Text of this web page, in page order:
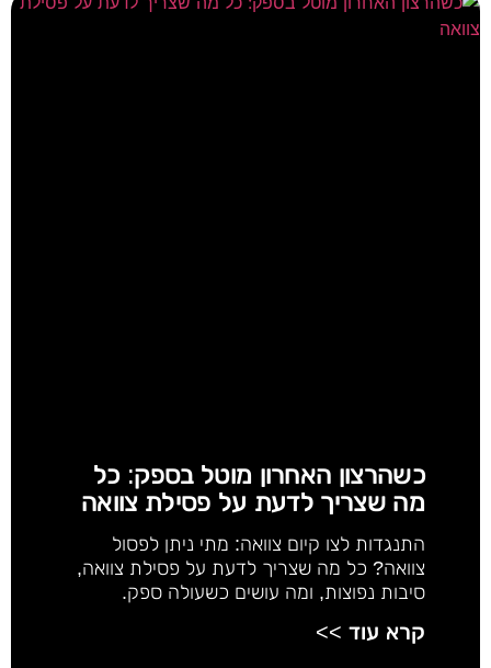
כשהרצון האחרון מוטל בספק: כל
מה שצריך לדעת על פסילת צוואה
התנגדות לצו קיום צוואה: מתי ניתן לפסול
צוואה? כל מה שצריך לדעת על פסילת צוואה,
סיבות נפוצות, ומה עושים כשעולה ספק.
קרא עוד >>